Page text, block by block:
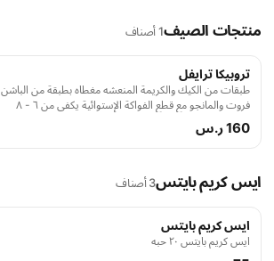
منتجات الصيف1 أصناف
تروبيكا ترايفل
طبقات من الكيك والكريمة المنعشه مغطاه بطبقة من الباشن
فروت والمانجو مع قطع الفواكة الإستوائية يكفي من ٦ - ٨
اشخاص
160 ر.س
ايس كريم بايتس3 أصناف
ايس كريم بايتس
ايس كريم بايتس ٢۰ حبه